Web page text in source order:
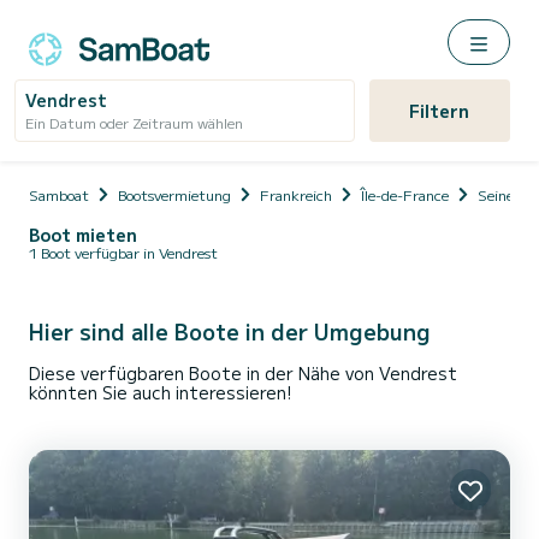
Vendrest
Ein Datum oder Zeitraum wählen Filtern
Samboat Bootsvermietung Frankreich Île-de-France Seine-
Boot mieten
1 Boot verfügbar in Vendrest
Hier sind alle Boote in der Umgebung
Diese verfügbaren Boote in der Nähe von Vendrest
könnten Sie auch interessieren!